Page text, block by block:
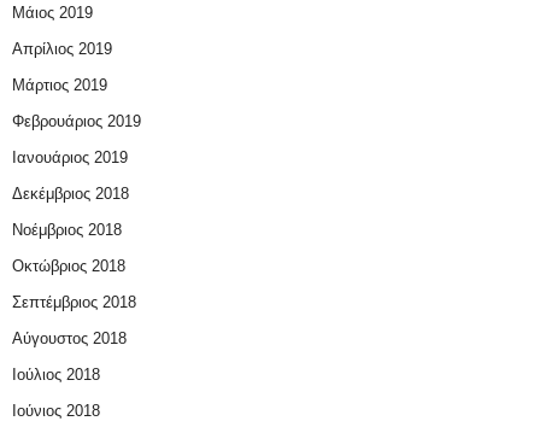
Μάιος 2019
Απρίλιος 2019
Μάρτιος 2019
Φεβρουάριος 2019
Ιανουάριος 2019
Δεκέμβριος 2018
Νοέμβριος 2018
Οκτώβριος 2018
Σεπτέμβριος 2018
Αύγουστος 2018
Ιούλιος 2018
Ιούνιος 2018